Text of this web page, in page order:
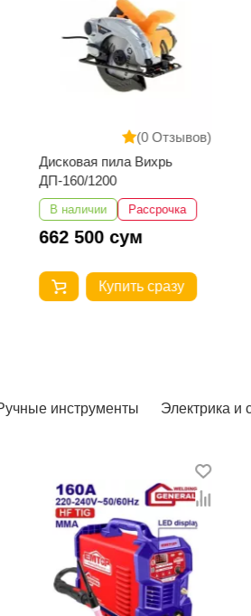
(0 Отзывов)
Дисковая пила Вихрь
ДП-160/1200
В наличии Рассрочка
662 500 сум
Купить сразу
инструменты Электрика и